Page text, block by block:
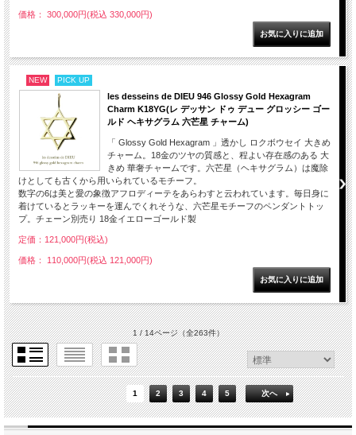
価格： 300,000円(税込 330,000円)
NEW PICK UP
les desseins de DIEU 946 Glossy Gold Hexagram
Charm K18YG(レ デッサン ドゥ デュー グロッシー ゴー
ルド ヘキサグラム 六芒星 チャーム)
「 Glossy Gold Hexagram 」透かし ロクボウセイ 大きめ
チャーム。18金のツヤの質感と、程よい存在感のある 大
きめ 華奢チャームです。六芒星（ヘキサグラム）は魔除
けとしても古くから用いられているモチーフ。
数字の6は美と愛の象徴アフロディーテをあらわすと云われています。毎日身に
着けているとラッキーを運んでくれそうな、六芒星モチーフのペンダントトッ
プ。チェーン別売り 18金イエローゴールド製
定価：121,000円(税込)
価格： 110,000円(税込 121,000円)
1 / 14ページ（全263件）
1 2 3 4 5 次へ